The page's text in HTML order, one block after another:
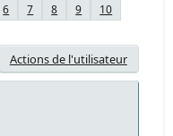
6 7 8 9 10
Actions de l'utilisateur